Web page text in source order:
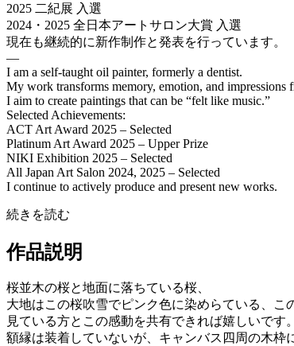
2025 二紀展 入選
2024・2025 全日本アートサロン大賞 入選
現在も継続的に新作制作と発表を行っています。
—
I am a self-taught oil painter, formerly a dentist.
My work transforms memory, emotion, and
I aim to create paintings that can be “felt like music.”
Selected Achievements:
ACT Art Award 2025 – Selected
Platinum Art Award 2025 – Upper Prize
NIKI Exhibition 2025 – Selected
All Japan Art Salon 2024, 2025 – Selected
I continue to actively produce and present new works.
続きを読む
作品説明
桜並木の桜と地面に落ちている桜、
大地はこの桜吹雪でピンク色に染めらている、こ
見ている方とこの感動を共有できれば嬉しいです。
額縁は装着していないが、キャンバス四周の木枠